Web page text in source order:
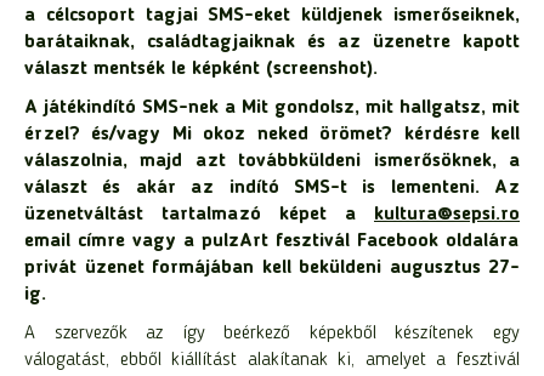
a célcsoport tagjai SMS-eket küldjenek ismerőseiknek,
barátaiknak, családtagjaiknak és az üzenetre kapott
választ mentsék le képként (screenshot).
A játékindító SMS-nek a Mit gondolsz, mit hallgatsz, mit
érzel? és/vagy Mi okoz neked örömet? kérdésre kell
válaszolnia, majd azt továbbküldeni ismerősöknek, a
választ és akár az indító SMS-t is lementeni. Az
üzenetváltást tartalmazó képet a kultura@sepsi.ro
email címre vagy a pulzArt fesztivál Facebook oldalára
privát üzenet formájában kell beküldeni augusztus 27-
ig.
A szervezők az így beérkező képekből készítenek egy
válogatást, ebből kiállítást alakítanak ki, amelyet a fesztivál